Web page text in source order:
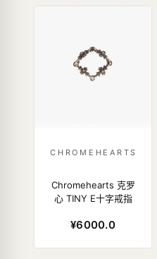
CHROMEHEARTS
Chromehearts 克罗
心 TINY E十字戒指
¥6000.0